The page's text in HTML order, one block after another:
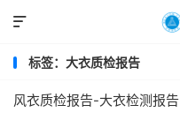

标签：大衣质检报告
风衣质检报告-大衣检测报告